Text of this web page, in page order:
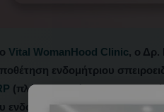
Vital WomanHood Clinic, ο Δρ.
ενδομήτριου
(πλάσμα πλούσιο σε
ενδομητρίου.